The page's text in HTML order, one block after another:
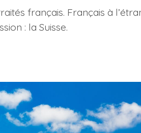
français. Français à
: la Suisse.